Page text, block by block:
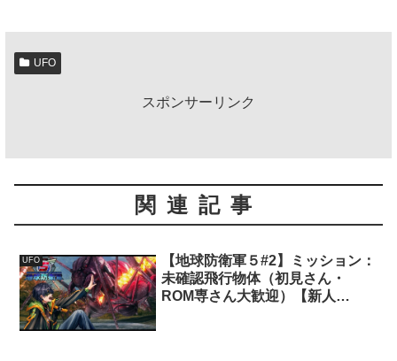
UFO
スポンサーリンク
関連記事
UFO
【地球防衛軍５#2】ミッション：
未確認飛行物体（初見さん・
ROM専さん大歓迎）【新人